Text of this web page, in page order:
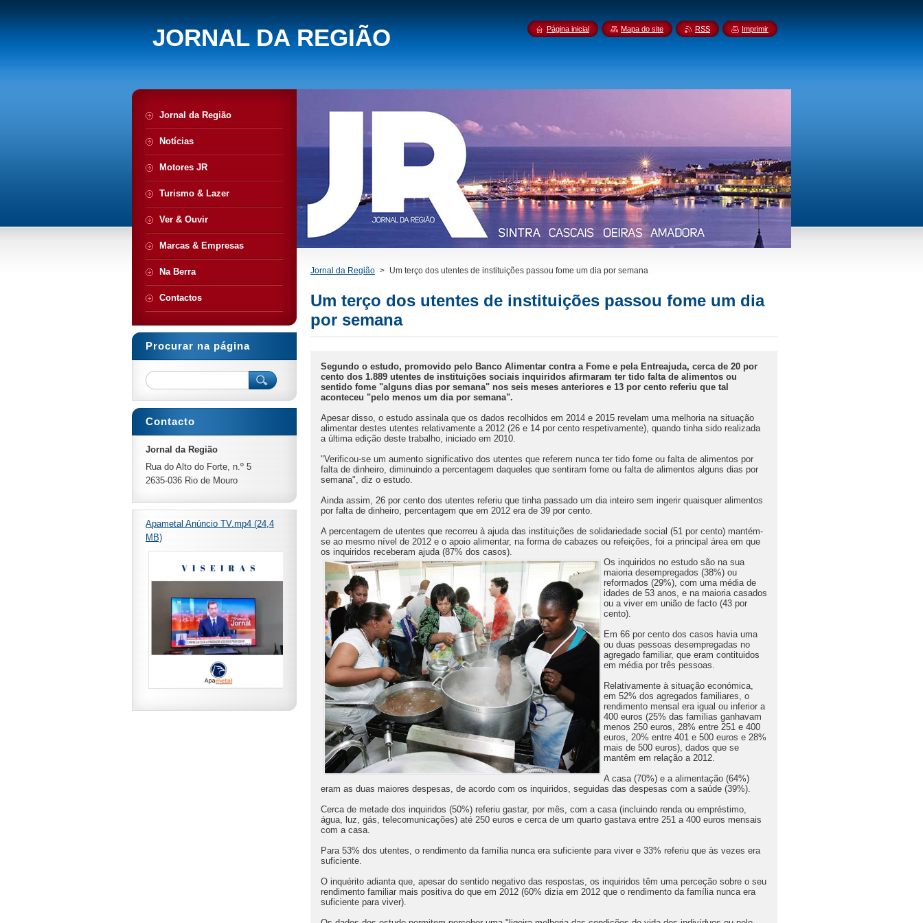
JORNAL DA REGIÃO
Jornal da Região > Um terço dos utentes de instituições passou fome um dia por semana
Um terço dos utentes de instituições passou fome um dia
por semana
Segundo o estudo, promovido pelo Banco Alimentar contra a Fome e pela Entreajuda, cerca de 20 por
cento dos 1.889 utentes de instituições sociais inquiridos afirmaram ter tido falta de alimentos ou
sentido fome "alguns dias por semana" nos seis meses anteriores e 13 por cento referiu que tal
aconteceu "pelo menos um dia por semana".
Apesar disso, o estudo assinala que os dados recolhidos em 2014 e 2015 revelam uma melhoria na situação
alimentar destes utentes relativamente a 2012 (26 e 14 por cento respetivamente), quando tinha sido realizada
a última edição deste trabalho, iniciado em 2010.
"Verificou-se um aumento significativo dos utentes que referem nunca ter tido fome ou falta de alimentos por
falta de dinheiro, diminuindo a percentagem daqueles que sentiram fome ou falta de alimentos alguns dias por
semana", diz o estudo.
Ainda assim, 26 por cento dos utentes referiu que tinha passado um dia inteiro sem ingerir quaisquer alimentos
por falta de dinheiro, percentagem que em 2012 era de 39 por cento.
A percentagem de utentes que recorreu à ajuda das instituições de solidariedade social (51 por cento) mantém-
se ao mesmo nível de 2012 e o apoio alimentar, na forma de cabazes ou refeições, foi a principal área em que
os inquiridos receberam ajuda (87% dos casos).
Os inquiridos no estudo são na sua
maioria desempregados (38%) ou
reformados (29%), com uma média de
idades de 53 anos, e na maioria casados
ou a viver em união de facto (43 por
cento).
Em 66 por cento dos casos havia uma
ou duas pessoas desempregadas no
agregado familiar, que eram contituidos
em média por três pessoas.
Relativamente à situação económica,
em 52% dos agregados familiares, o
rendimento mensal era igual ou inferior a
400 euros (25% das famílias ganhavam
menos 250 euros, 28% entre 251 e 400
euros, 20% entre 401 e 500 euros e 28%
mais de 500 euros), dados que se
mantêm em relação a 2012.
A casa (70%) e a alimentação (64%)
eram as duas maiores despesas, de acordo com os inquiridos, seguidas das despesas com a saúde (39%).
Cerca de metade dos inquiridos (50%) referiu gastar, por mês, com a casa (incluindo renda ou empréstimo,
água, luz, gás, telecomunicações) até 250 euros e cerca de um quarto gastava entre 251 a 400 euros mensais
com a casa.
Para 53% dos utentes, o rendimento da família nunca era suficiente para viver e 33% referiu que às vezes era
suficiente.
O inquérito adianta que, apesar do sentido negativo das respostas, os inquiridos têm uma perceção sobre o seu
rendimento familiar mais positiva do que em 2012 (60% dizia em 2012 que o rendimento da família nunca era
suficiente para viver).
Jornal da Região
Notícias
Motores JR
Turismo & Lazer
Ver & Ouvir
Marcas & Empresas
Na Berra
Contactos
Procurar na página
Contacto
Jornal da Região
Rua do Alto do Forte, n.º 5
2635-036 Rio de Mouro
Apametal Anúncio TV.mp4 (24,4
MB)
Página inicial Mapa do site RSS Imprimir